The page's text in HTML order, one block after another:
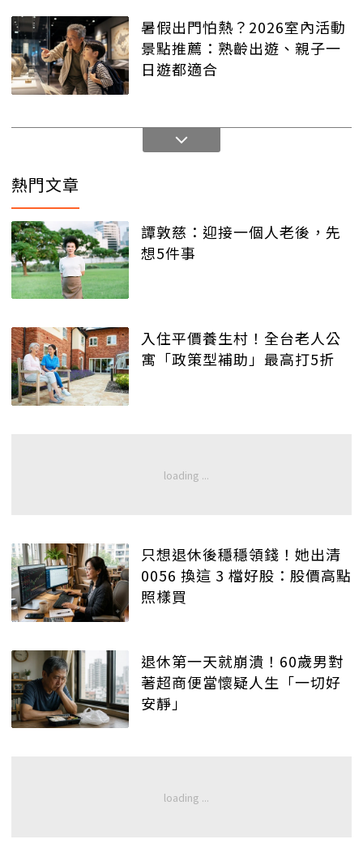
暑假出門怕熱？2026室內活動
景點推薦：熟齡出遊、親子一
日遊都適合
熱門文章
譚敦慈：迎接一個人老後，先
想5件事
入住平價養生村！全台老人公
寓「政策型補助」最高打5折
只想退休後穩穩領錢！她出清
0056 換這 3 檔好股：股價高點
照樣買
退休第一天就崩潰！60歲男對
著超商便當懷疑人生「一切好
安靜」